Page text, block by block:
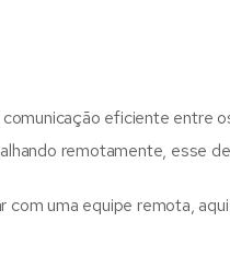
eficiente entre
remotamente, esse
uma equipe remota,